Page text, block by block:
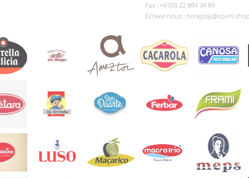
Fax : +41(0) 22 884 34 89
Écrivez-nous :